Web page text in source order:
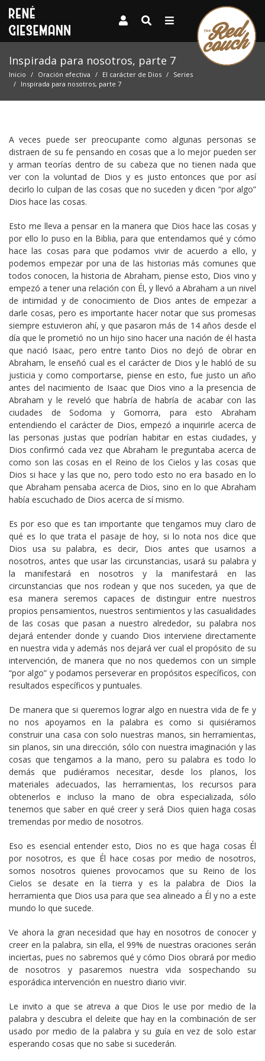
Inspirada para nosotros, parte 7
Inicio Oración efectiva El carácter de Dios
Series
Inspirada para nosotros, parte 7
A veces puede ser preocupante como algunas personas se
distraen de su fe pensando en cosas que a lo mejor pueden ser
y arman teorías dentro de su cabeza que no tienen nada que
ver con la voluntad de Dios y es justo entonces que por así
decirlo lo culpan de las cosas que no suceden y dicen “por algo”
Dios hace las cosas.
Esto me lleva a pensar en la manera que Dios hace las cosas y
por ello lo puso en la Biblia, para que entendamos qué y cómo
hace las cosas para que podamos vivir de acuerdo a ello, y
podemos empezar por una de las historias más comunes que
todos conocen, la historia de Abraham, piense esto, Dios vino y
empezó a tener una relación con Él, y llevó a Abraham a un nivel
de intimidad y de conocimiento de Dios antes de empezar a
darle cosas, pero es importante hacer notar que sus promesas
siempre estuvieron ahí, y que pasaron más de 14 años desde el
día que le prometió no un hijo sino hacer una nación de él hasta
que nació Isaac, pero entre tanto Dios no dejó de obrar en
Abraham, le enseñó cual es el carácter de Dios y le habló de su
justicia y como comportarse, piense en esto, fue justo un año
antes del nacimiento de Isaac que Dios vino a la presencia de
Abraham y le reveló que habría de habría de acabar con las
ciudades de Sodoma y Gomorra, para esto Abraham
entendiendo el carácter de Dios, empezó a inquirirle acerca de
las personas justas que podrían habitar en estas ciudades, y
Dios confirmó cada vez que Abraham le preguntaba acerca de
como son las cosas en el Reino de los Cielos y las cosas que
Dios si hace y las que no, pero todo esto no era basado en lo
que Abraham pensaba acerca de Dios, sino en lo que Abraham
había escuchado de Dios acerca de sí mismo.
Es por eso que es tan importante que tengamos muy claro de
qué es lo que trata el pasaje de hoy, si lo nota nos dice que
Dios usa su palabra, es decir, Dios antes que usarnos a
nosotros, antes que usar las circunstancias, usará su palabra y
la manifestará en nosotros y la manifestará en las
circunstancias que nos rodean y que nos suceden, ya que de
esa manera seremos capaces de distinguir entre nuestros
propios pensamientos, nuestros sentimientos y las casualidades
de las cosas que pasan a nuestro alrededor, su palabra nos
dejará entender donde y cuando Dios interviene directamente
en nuestra vida y además nos dejará ver cual el propósito de su
intervención, de manera que no nos quedemos con un simple
“por algo” y podamos perseverar en propósitos específicos, con
resultados específicos y puntuales.
De manera que si queremos lograr algo en nuestra vida de fe y
no nos apoyamos en la palabra es como si quisiéramos
construir una casa con solo nuestras manos, sin herramientas,
sin planos, sin una dirección, sólo con nuestra imaginación y las
cosas que tengamos a la mano, pero su palabra es todo lo
demás que pudiéramos necesitar, desde los planos, los
materiales adecuados, las herramientas, los recursos para
obtenerlos e incluso la mano de obra especializada, sólo
tenemos que saber en qué creer y será Dios quien haga cosas
tremendas por medio de nosotros.
Eso es esencial entender esto, Dios no es que haga cosas Él
por nosotros, es que Él hace cosas por medio de nosotros,
somos nosotros quienes provocamos que su Reino de los
Cielos se desate en la tierra y es la palabra de Dios la
herramienta que Dios usa para que sea alineado a Él y no a este
mundo lo que sucede.
Ve ahora la gran necesidad que hay en nosotros de conocer y
creer en la palabra, sin ella, el 99% de nuestras oraciones serán
inciertas, pues no sabremos qué y cómo Dios obrará por medio
de nosotros y pasaremos nuestra vida sospechando su
esporádica intervención en nuestro diario vivir.
Le invito a que se atreva a que Dios le use por medio de la
palabra y descubra el deleite que hay en la combinación de ser
usado por medio de la palabra y su guía en vez de solo estar
esperando cosas que no sabe si sucederán.